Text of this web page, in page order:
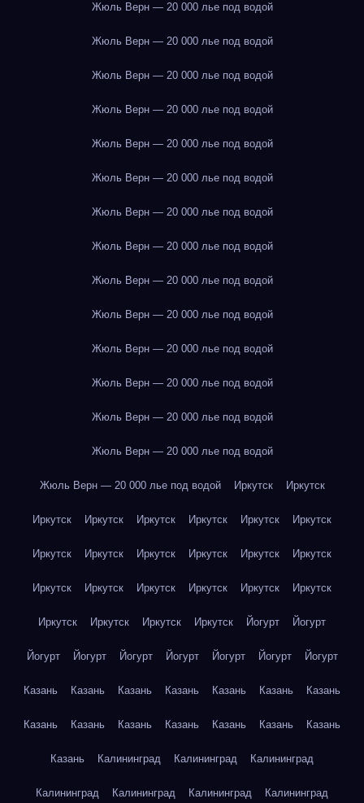
Жюль Верн — 20 000 лье под водой
Жюль Верн — 20 000 лье под водой
Жюль Верн — 20 000 лье под водой
Жюль Верн — 20 000 лье под водой
Жюль Верн — 20 000 лье под водой
Жюль Верн — 20 000 лье под водой
Жюль Верн — 20 000 лье под водой
Жюль Верн — 20 000 лье под водой
Жюль Верн — 20 000 лье под водой
Жюль Верн — 20 000 лье под водой
Жюль Верн — 20 000 лье под водой
Жюль Верн — 20 000 лье под водой
Жюль Верн — 20 000 лье под водой
Жюль Верн — 20 000 лье под водой
Жюль Верн — 20 000 лье под водой Иркутск Иркутск
Иркутск Иркутск Иркутск Иркутск Иркутск Иркутск
Иркутск Иркутск Иркутск Иркутск Иркутск Иркутск
Иркутск Иркутск Иркутск Иркутск Иркутск Иркутск
Иркутск Иркутск Иркутск Иркутск Йогурт Йогурт
Йогурт Йогурт Йогурт Йогурт Йогурт Йогурт Йогурт
Казань Казань Казань Казань Казань Казань Казань
Казань Казань Казань Казань Казань Казань Казань
Казань Калининград Калининград Калининград
Калининград Калининград Калининград Калининград